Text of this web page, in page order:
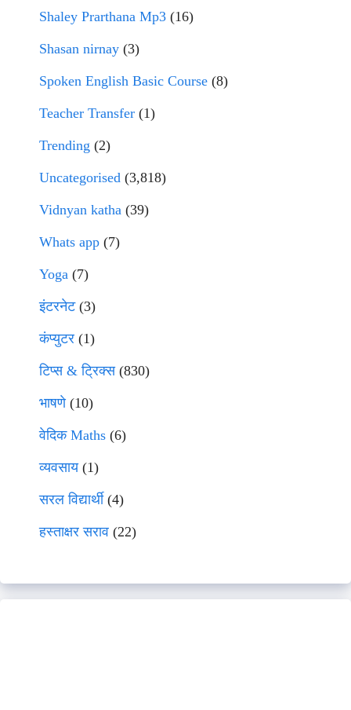
Shaley Prarthana Mp3 (16)
Shasan nirnay (3)
Spoken English Basic Course (8)
Teacher Transfer (1)
Trending (2)
Uncategorised (3,818)
Vidnyan katha (39)
Whats app (7)
Yoga (7)
इंटरनेट(3)
कंप्युटर (1)
टिप्स & ट्रिक्स(830)
भाषणे(10)
वेदिक Maths (6)
व्यवसाय(1)
सरल विद्यार्थी(4)
हस्ताक्षर सराव (22)